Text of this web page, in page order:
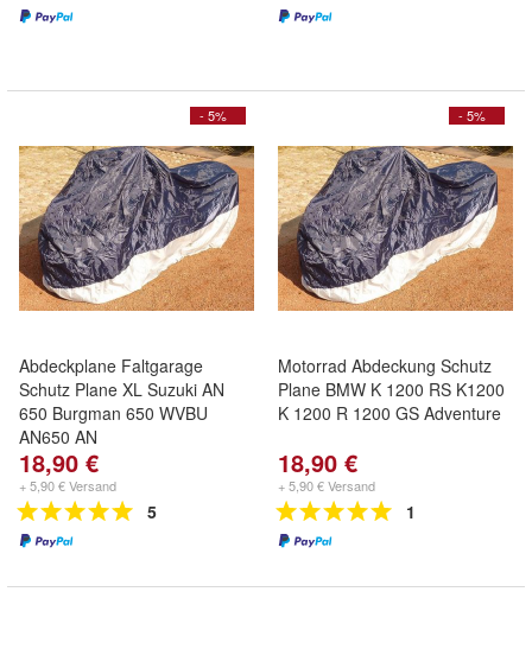
- 5%
Abdeckplane Faltgarage
Schutz Plane XL Suzuki AN
650 Burgman 650 WVBU
AN650 AN
18,90 €
+ 5,90 € Versand
5
- 5%
Motorrad Abdeckung Schutz
Plane BMW K 1200 RS K1200
K 1200 R 1200 GS Adventure
18,90 €
+ 5,90 € Versand
1